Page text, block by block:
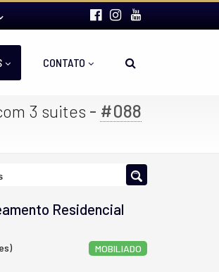
CONTATO
3 suites - #088
Residencial
MOBILIADO